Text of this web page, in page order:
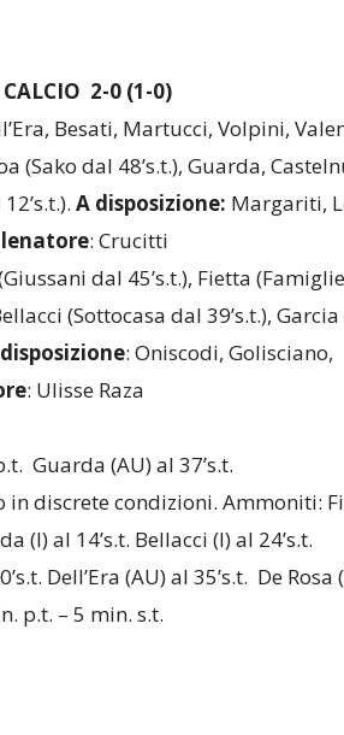
CALCIO 2-0 (1-0)
Besati, Martucci, Volpini,
(Sako dal 48’s.t.), Guarda,
A disposizione: Margariti,
: Crucitti
dal 45’s.t.), Fietta
(Sottocasa dal 39’s.t.), Garcia
: Oniscodi, Golisciano,
: Ulisse Raza
Guarda (AU) al 37’s.t.
discrete condizioni. Ammoniti:
(I) al 14’s.t. Bellacci (I) al 24’s.t.
Dell’Era (AU) al 35’s.t. De Rosa
p.t. – 5 min. s.t.